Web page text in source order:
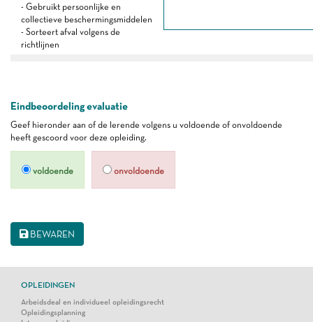
- Gebruikt persoonlijke en
collectieve beschermingsmiddelen
- Sorteert afval volgens de
richtlijnen
Eindbeoordeling evaluatie
Geef hieronder aan of de lerende volgens u voldoende of onvoldoende
heeft gescoord voor deze opleiding.
voldoende onvoldoende
BEWAREN
OPLEIDINGEN
Arbeidsdeal en individueel opleidingsrecht
Opleidingsplanning